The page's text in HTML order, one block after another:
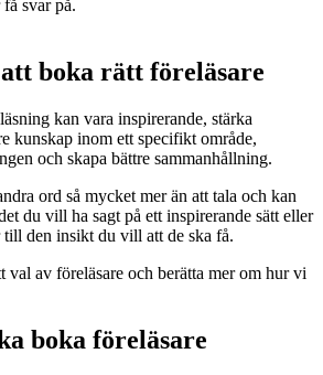
svar på.
boka rätt föreläsare
kan vara inspirerande, stärka
kunskap inom ett specifikt område,
och skapa bättre sammanhållning.
ord så mycket mer än att tala och kan
du vill ha sagt på ett inspirerande sätt eller
till den insikt du vill att de ska få.
val av föreläsare och berätta mer om hur vi
boka föreläsare